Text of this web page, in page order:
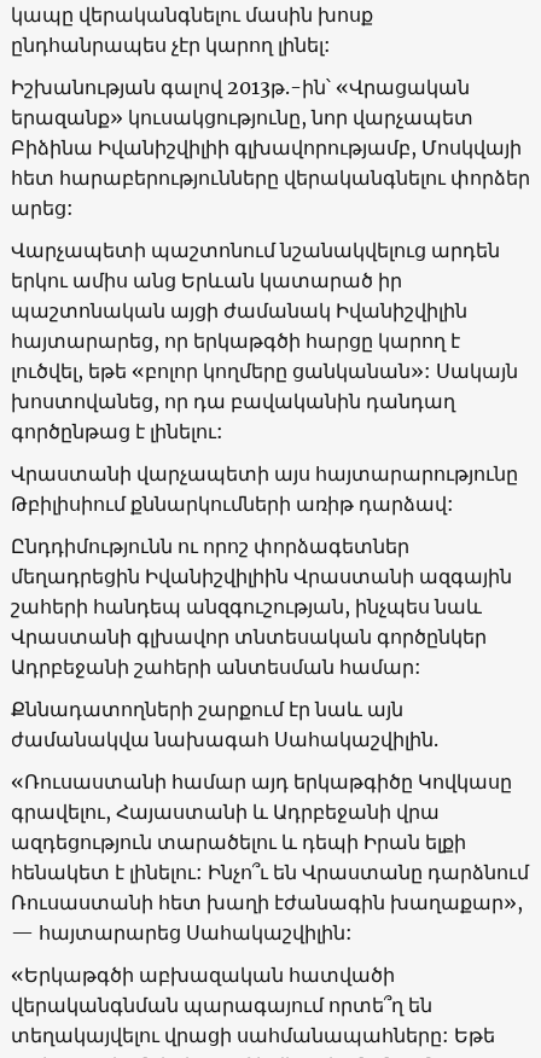
կապը վերականգնելու մասին խոսք
ընդհանրապես չէր կարող լինել:
Իշխանության գալով 2013թ.-ին՝ «Վրացական
երազանք» կուսակցությունը, նոր վարչապետ
Բիձինա Իվանիշվիլիի գլխավորությամբ, Մոսկվայի
հետ հարաբերությունները վերականգնելու փորձեր
արեց:
Վարչապետի պաշտոնում նշանակվելուց արդեն
երկու ամիս անց Երևան կատարած իր
պաշտոնական այցի ժամանակ Իվանիշվիլին
հայտարարեց, որ երկաթգծի հարցը կարող է
լուծվել, եթե «բոլոր կողմերը ցանկանան»: Սակայն
խոստովանեց, որ դա բավականին դանդաղ
գործընթաց է լինելու:
Վրաստանի վարչապետի այս հայտարարությունը
Թբիլիսիում քննարկումների առիթ դարձավ:
Ընդդիմությունն ու որոշ փորձագետներ
մեղադրեցին Իվանիշվիլիին Վրաստանի ազգային
շահերի հանդեպ անզգուշության, ինչպես նաև
Վրաստանի գլխավոր տնտեսական գործընկեր
Ադրբեջանի շահերի անտեսման համար:
Քննադատողների շարքում էր նաև այն
ժամանակվա նախագահ Սահակաշվիլին.
«Ռուսաստանի համար այդ երկաթգիծը Կովկասը
գրավելու, Հայաստանի և Ադրբեջանի վրա
ազդեցություն տարածելու և դեպի Իրան ելքի
հենակետ է լինելու: Ինչո՞ւ են Վրաստանը դարձնում
Ռուսաստանի հետ խաղի էժանագին խաղաքար»,
— հայտարարեց Սահակաշվիլին:
«Երկաթգծի աբխազական հատվածի
վերականգնման պարագայում որտե՞ղ են
տեղակայվելու վրացի սահմանապահները: Եթե